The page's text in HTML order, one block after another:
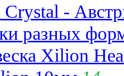
Crystal -
разных
Xilion